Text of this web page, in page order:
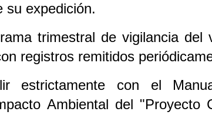
su expedición.
trimestral de vigilancia del
registros remitidos
estrictamente con el
Ambiental del "Proyecto